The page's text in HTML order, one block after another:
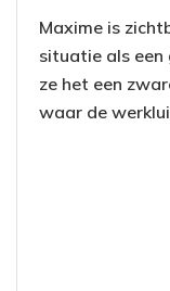
Maxime is
situatie als
ze het een
waar de